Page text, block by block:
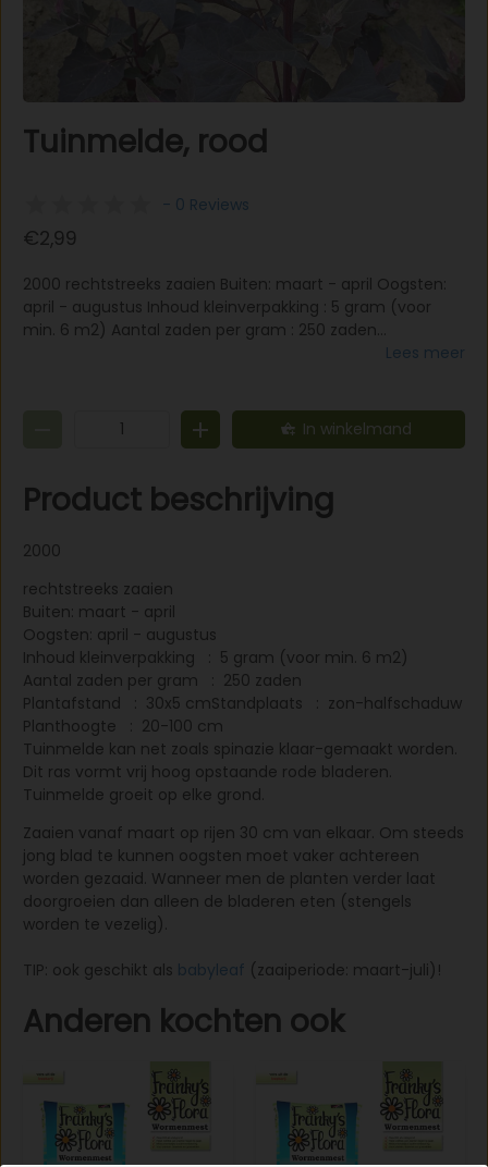
Tuinmelde, rood
- 0 Reviews
€2,99
2000 rechtstreeks zaaien Buiten: maart - april Oogsten:
april - augustus Inhoud kleinverpakking : 5 gram (voor
min. 6 m2) Aantal zaden per gram : 250 zaden
opstaande rode bladeren. Tuinmelde groeit op elke
achtereen worden gezaaid. Wanneer men de planten
verder laat doorgroeien dan alleen de bladeren eten
Lees meer
In winkelmand
Product beschrijving
2000
rechtstreeks zaaien
Buiten: maart - april
Oogsten: april - augustus
Inhoud kleinverpakking : 5 gram (voor min. 6 m2)
Aantal zaden per gram : 250 zaden
Plantafstand : 30x5 cmStandplaats : zon-halfschaduw
Planthoogte : 20-100 cm
Tuinmelde kan net zoals spinazie klaar-gemaakt worden.
Dit ras vormt vrij hoog opstaande rode bladeren.
Tuinmelde groeit op elke grond.
Zaaien vanaf maart op rijen 30 cm van elkaar. Om steeds
jong blad te kunnen oogsten moet vaker achtereen
worden gezaaid. Wanneer men de planten verder laat
doorgroeien dan alleen de bladeren eten (stengels
worden te vezelig).
TIP: ook geschikt als babyleaf (zaaiperiode: maart-juli)!
Anderen kochten ook